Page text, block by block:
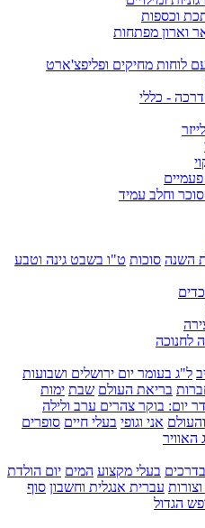
וכספות
וארון מפתחות
לוחות מחיקים ופליפצ'ארט
- כללי
וחלב עמיד
השנה סוכות ט"ו בשבט גינה וטבע
לחנוכה
ל"ג בעומר יום ירושלים ושבועות
בריאת העולם שבת ימות
יום: בוקר צהרים ערב ולילה
אני וגופי בעלי חיים סופרים
האוויר
בעלי מקצוע המים יום הולדת
עברית אנגלית וחשבון סוף
הגדול